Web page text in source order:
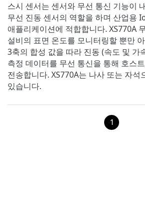
스시 센서는 센서와 무선 통신 기능이
무선 진동 센서의 역할을 하며 산업용
애플리케이션에 적합합니다. XS770A
설비의 표면 온도를 모니터링할 뿐만
3축의 합성 값을 따라 진동 (속도 및 가
측정 데이터를 무선 통신을 통해 호스
전송합니다. XS770A는 나사 또는 자석
있습니다.
1